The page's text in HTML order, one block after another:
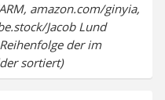
amazon.com/ginyia,
Jacob Lund
der im
sortiert)